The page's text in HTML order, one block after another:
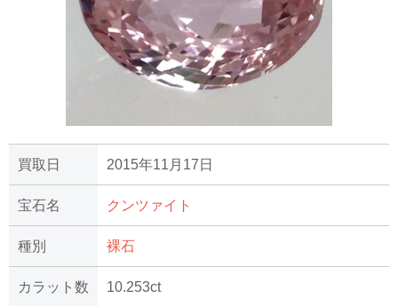
買取日 2015年11月17日
宝石名 クンツァイト
種別 裸石
カラット数 10.253ct